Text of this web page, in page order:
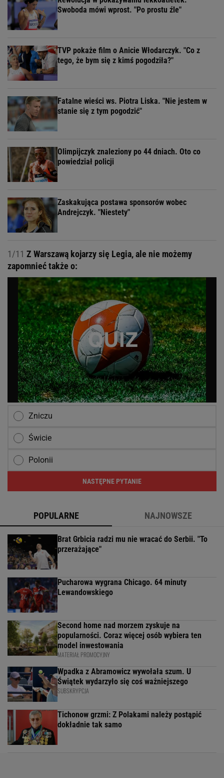
Swoboda mówi wprost. "Po prostu źle"
TVP pokaże film o Anicie Włodarczyk. "Co z
tego, że bym się z kimś pogodziła?"
Fatalne wieści ws. Piotra Liska. "Nie jestem w
stanie się z tym pogodzić"
Olimpijczyk znaleziony po 44 dniach. Oto co
powiedział policji
Zaskakująca postawa sponsorów wobec
Andrejczyk. "Niestety"
1/11 Z Warszawą kojarzy się Legia, ale nie możemy
zapomnieć także o:
Zniczu
Świcie
Polonii
NASTĘPNE PYTANIE
POPULARNE NAJNOWSZE
Brat Grbicia radzi mu nie wracać do Serbii. "To
przerażające"
Pucharowa wygrana Chicago. 64 minuty
Lewandowskiego
Second home nad morzem zyskuje na
popularności. Coraz więcej osób wybiera ten
model inwestowania
MATERIAŁ PROMOCYJNY
Wpadka z Abramowicz wywołała szum. U
Świątek wydarzyło się coś ważniejszego
SUBSKRYPCJA
Tichonow grzmi: Z Polakami należy postąpić
dokładnie tak samo